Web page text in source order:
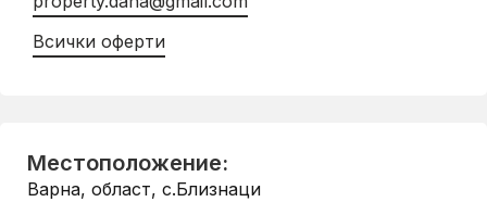
Всички оферти
Местоположение:
Варна, област, с.Близнаци